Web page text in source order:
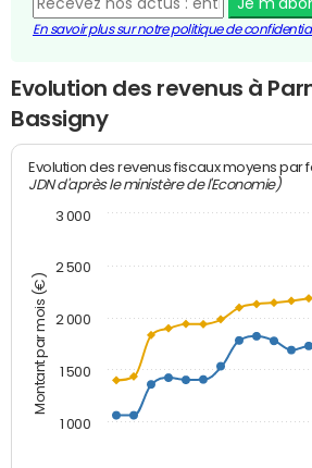
Je
En savoir plus sur notre politique de
Evolution des revenus à
Bassigny
Montant par mois (€)
Evolution des revenus fiscaux moyens par
JDN d'après le ministère de l'Economie)
1 000
1 500
2 000
2 500
3 000